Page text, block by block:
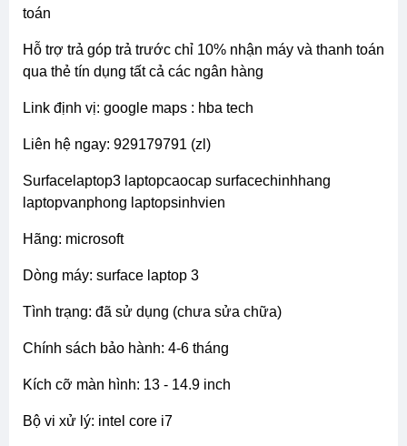
toán
hỗ trợ trả góp trả trước chỉ 10% nhận máy và thanh toán
qua thẻ tín dụng tất cả các ngân hàng
link định vị: google maps : hba tech
liên hệ ngay: 929179791 (zl)
surfacelaptop3 laptopcaocap surfacechinhhang
laptopvanphong laptopsinhvien
hãng: microsoft
dòng máy: surface laptop 3
tình trạng: đã sử dụng (chưa sửa chữa)
chính sách bảo hành: 4-6 tháng
kích cỡ màn hình: 13 - 14.9 inch
bộ vi xử lý: intel core i7